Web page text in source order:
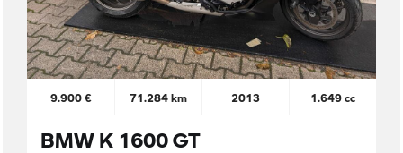
9.900 € 71.284 km 2013 1.649 cc
BMW K 1600 GT